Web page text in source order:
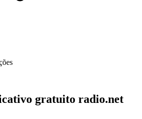
gratuito radio.net